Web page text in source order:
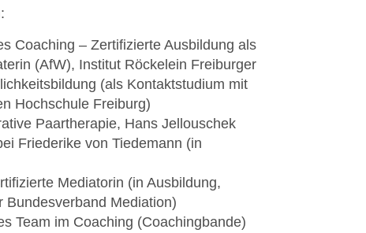
Coaching – Zertifizierte Ausbildung als
(AfW), Institut Röckelein Freiburger
(als Kontaktstudium mit
Hochschule Freiburg)
Paartherapie, Hans Jellouschek
Friederike von Tiedemann (in
Mediatorin (in Ausbildung,
Bundesverband Mediation)
Team im Coaching (Coachingbande)